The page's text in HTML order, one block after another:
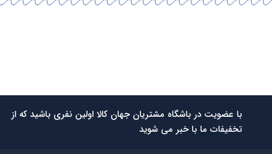
با عضویت در باشگاه مشتریان جهان کالا اولین نفری باشید که از
تخفیفات ما با خبر می شوید